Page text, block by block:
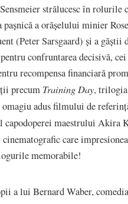
strălucesc în rolurile
a orășelului minier
(Peter Sarsgaard) și a găștii
confruntarea decisivă,
recompensa financiară
precum Training Day, trilogia
adus filmului de
capodoperei maestrului Akira
cinematografic care
memorabile!
a lui Bernard Waber,